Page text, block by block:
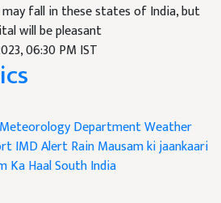
may fall in these states of India, but
will be pleasant
06:30 PM IST
Meteorology DepartmentWeather
IMD Alert RainMausam ki jaankaari
Ka HaalSouth India